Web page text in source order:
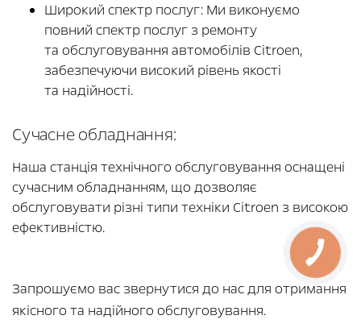
Широкий спектр послуг: Ми виконуємо
повний спектр послуг з ремонту
та обслуговування автомобілів Citroen,
забезпечуючи високий рівень якості
та надійності.
Сучасне обладнання:
Наша станція технічного обслуговування оснащені
сучасним обладнанням, що дозволяє
обслуговувати різні типи техніки Citroen з високою
ефективністю.
Запрошуємо вас звернутися до нас для отримання
якісного та надійного обслуговування.